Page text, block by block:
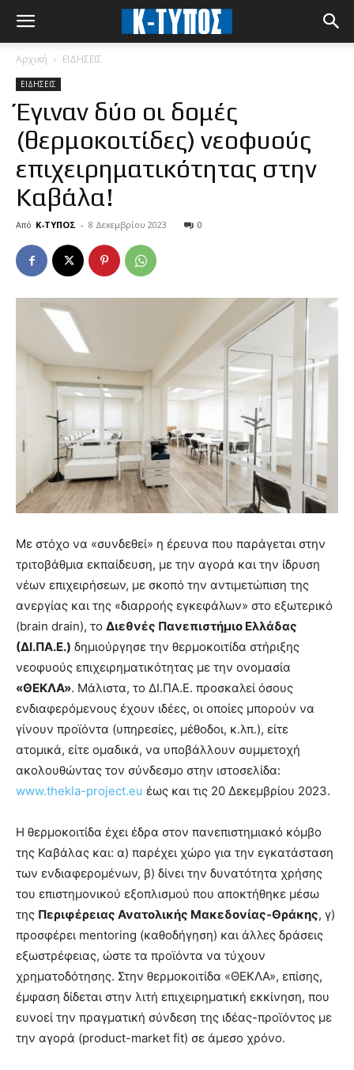
Αρχική ΕΙΔΗΣΕΙΣ
ΕΙΔΗΣΕΙΣ
Έγιναν δύο οι δομές
(θερμοκοιτίδες) νεοφυούς
επιχειρηματικότητας στην
Καβάλα!
Από Κ-ΤΥΠΟΣ - 8 Δεκεμβρίου 2023 0
Με στόχο να «συνδεθεί» η έρευνα που παράγεται στην
τριτοβάθμια εκπαίδευση, με την αγορά και την ίδρυση
νέων επιχειρήσεων, με σκοπό την αντιμετώπιση της
ανεργίας και της «διαρροής εγκεφάλων» στο εξωτερικό
(brain drain), το Διεθνές Πανεπιστήμιο Ελλάδας
(ΔΙ.ΠΑ.Ε.) δημιούργησε την θερμοκοιτίδα στήριξης
νεοφυούς επιχειρηματικότητας με την ονομασία
«ΘΕΚΛΑ». Μάλιστα, το ΔΙ.ΠΑ.Ε. προσκαλεί όσους
ενδιαφερόμενους έχουν ιδέες, οι οποίες μπορούν να
γίνουν προϊόντα (υπηρεσίες, μέθοδοι, κ.λπ.), είτε
ατομικά, είτε ομαδικά, να υποβάλλουν συμμετοχή
ακολουθώντας τον σύνδεσμο στην ιστοσελίδα:
www.thekla-project.eu έως και τις 20 Δεκεμβρίου 2023.
Η θερμοκοιτίδα έχει έδρα στον πανεπιστημιακό κόμβο
της Καβάλας και: α) παρέχει χώρο για την εγκατάσταση
των ενδιαφερομένων, β) δίνει την δυνατότητα χρήσης
του επιστημονικού εξοπλισμού που αποκτήθηκε μέσω
της Περιφέρειας Ανατολικής Μακεδονίας-Θράκης, γ)
προσφέρει mentoring (καθοδήγηση) και άλλες δράσεις
εξωστρέφειας, ώστε τα προϊόντα να τύχουν
χρηματοδότησης. Στην θερμοκοιτίδα «ΘΕΚΛΑ», επίσης,
έμφαση δίδεται στην λιτή επιχειρηματική εκκίνηση, που
ευνοεί την πραγματική σύνδεση της ιδέας-προϊόντος με
την αγορά (product-market fit) σε άμεσο χρόνο.